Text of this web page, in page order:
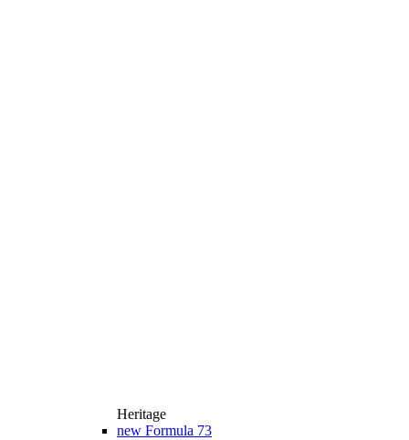
Heritage
new Formula 73